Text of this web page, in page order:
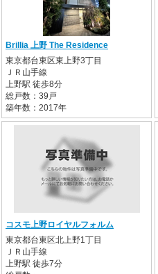
Brillia 上野 The Residence
東京都台東区東上野3丁目
ＪＲ山手線
上野駅 徒歩8分
総戸数：39戸
築年数：2017年
コスモ上野ロイヤルフォルム
東京都台東区北上野1丁目
ＪＲ山手線
上野駅 徒歩7分